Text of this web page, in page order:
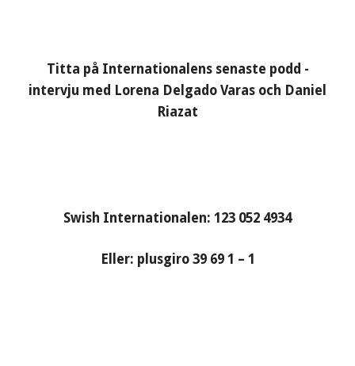
Titta på Internationalens senaste podd -
intervju med Lorena Delgado Varas och Daniel
Riazat
Swish Internationalen: 123 052 4934
Eller: plusgiro 39 69 1 – 1